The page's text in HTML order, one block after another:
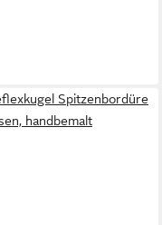
Spitzenbordüre
handbemalt